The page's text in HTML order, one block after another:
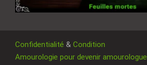
Confidentialité & Condition
Amourologie pour devenir amourologue